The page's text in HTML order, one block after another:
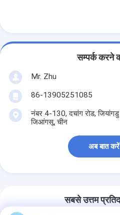
सम्पर्क करने
Mr. Zhu
86-13905251085
नंबर 4-130, दचांग रोड, जियांगडु
जिआंगसू, चीन
अब बात करें
सबसे उत्तम